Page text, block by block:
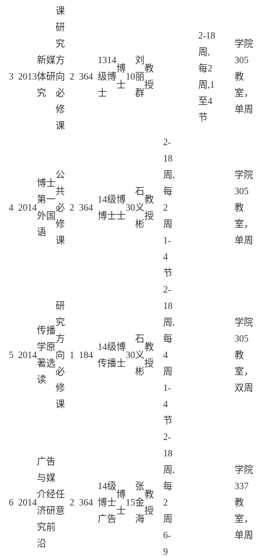
课
3 2013
新媒
体研
究
研
究
方
向
必
修
课
2 364
1314
级博
士
博
士
10
刘
丽
群
教
授
2-18
周,
每2
周,1
至4
节
学院
305
教
室，
单周
4 2014
博士
第一
外国
语
公
共
必
修
课
2 364
14级
博士
博
士
30
石
义
彬
教
授
2-
18
周,
每
2
周
1-
4
节
学院
305
教
室，
单周
5 2014
传播
学原
著选
读
研
究
方
向
必
修
课
1 184
14级
传播
博
士
30
石
义
彬
教
授
2-
18
周,
每
4
周
1-
4
节
学院
305
教
室，
双周
6 2014
广告
与媒
介经
济研
究前
沿
任
意
2 364
14级
博士
广告
博
士
15
张
金
海
教
授
2-
18
周,
每
2
周
6-
9
学院
337
教
室，
单周